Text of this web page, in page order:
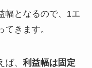
幅となるので、1エ
きます。
、 利益幅は固定